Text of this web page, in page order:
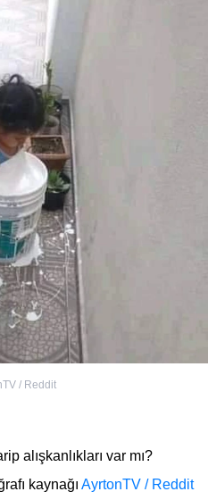
/ Reddit
alışkanlıkları var mı?
kaynağı AyrtonTV / Reddit